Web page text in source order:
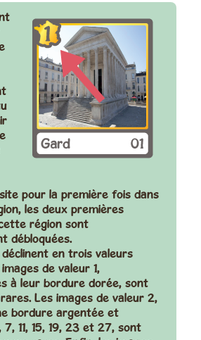
pour la première fois dans
les deux premières
région sont
débloquées.
en trois valeurs
de valeur 1,
à leur bordure dorée, sont
Les images de valeur 2,
bordure argentée et
11, 15, 19, 23 et 27, sont